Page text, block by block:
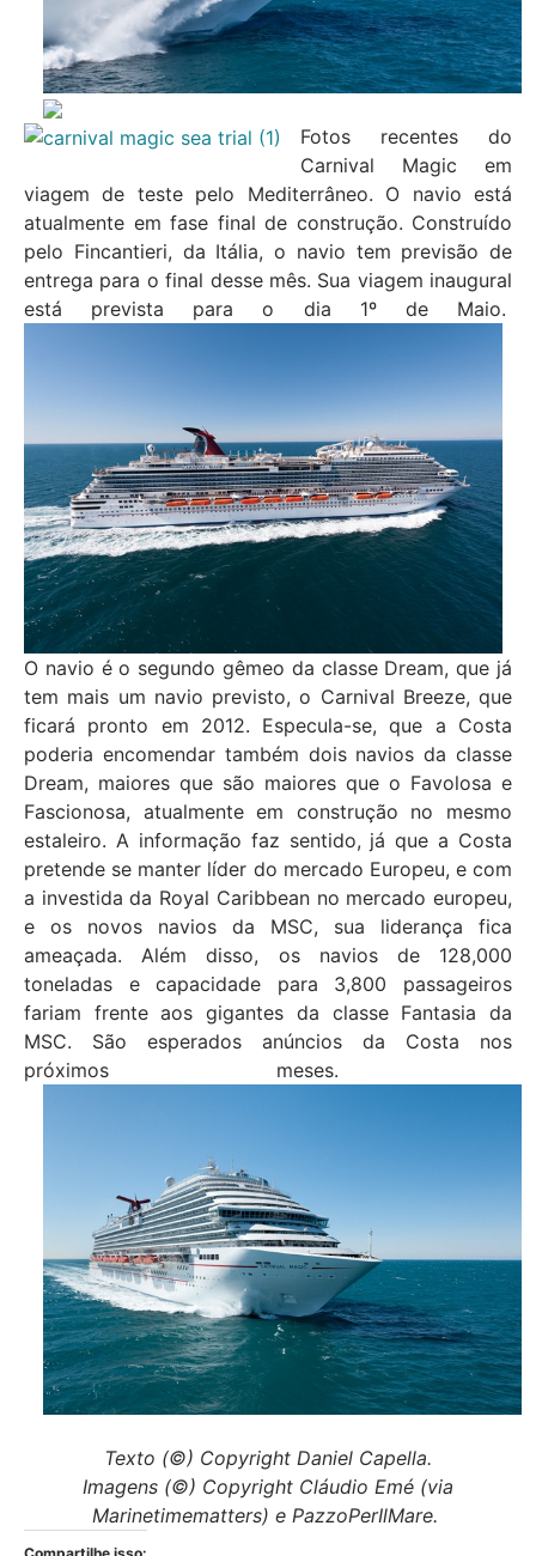
Fotos recentes do
Carnival Magic em
viagem de teste pelo Mediterrâneo. O navio está
atualmente em fase final de construção. Construído
pelo Fincantieri, da Itália, o navio tem previsão de
entrega para o final desse mês. Sua viagem inaugural
está prevista para o dia 1º de Maio.
O navio é o segundo gêmeo da classe Dream, que já
tem mais um navio previsto, o Carnival Breeze, que
ficará pronto em 2012. Especula-se, que a Costa
poderia encomendar também dois navios da classe
Dream, maiores que são maiores que o Favolosa e
Fascionosa, atualmente em construção no mesmo
estaleiro. A informação faz sentido, já que a Costa
pretende se manter líder do mercado Europeu, e com
a investida da Royal Caribbean no mercado europeu,
e os novos navios da MSC, sua liderança fica
ameaçada. Além disso, os navios de 128,000
toneladas e capacidade para 3,800 passageiros
fariam frente aos gigantes da classe Fantasia da
MSC. São esperados anúncios da Costa nos
próximos meses.
Texto (©) Copyright Daniel Capella.
Imagens (©) Copyright Cláudio Emé (via
Marinetimematters) e PazzoPerIlMare.